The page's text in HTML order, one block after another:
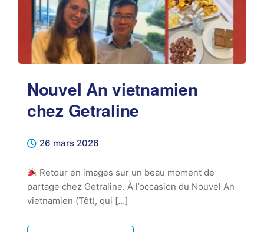
Nouvel An vietnamien
chez Getraline
26 mars 2026
Retour en images sur un beau moment de
partage chez Getraline. À l’occasion du Nouvel An
vietnamien (Têt), qui […]